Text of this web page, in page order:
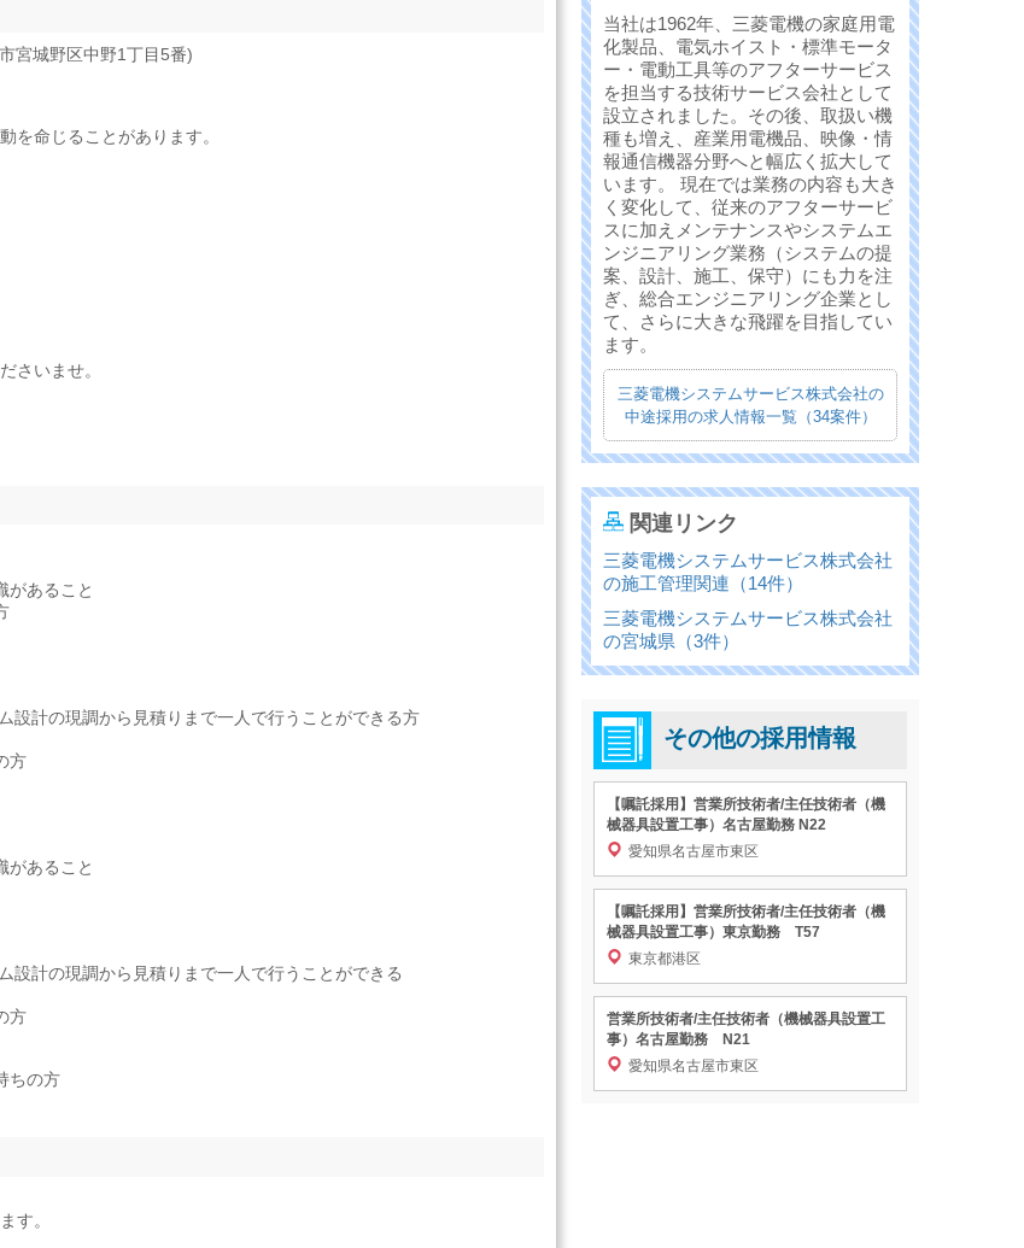
宮城野区中野1丁目5番)
を命じることがあります。
さいませ。
があること
設計の現調から見積りまで一人で行うことができる方
方
があること
設計の現調から見積りまで一人で行うことができる
方
ちの方
す。
当社は1962年、三菱電機の家庭用電
化製品、電気ホイスト・標準モータ
ー・電動工具等のアフターサービス
を担当する技術サービス会社として
設立されました。その後、取扱い機
種も増え、産業用電機品、映像・情
報通信機器分野へと幅広く拡大して
います。 現在では業務の内容も大き
く変化して、従来のアフターサービ
スに加えメンテナンスやシステムエ
ンジニアリング業務（システムの提
案、設計、施工、保守）にも力を注
ぎ、総合エンジニアリング企業とし
て、さらに大きな飛躍を目指してい
ます。
三菱電機システムサービス株式会社の
中途採用の求人情報一覧（34案件）
関連リンク
三菱電機システムサービス株式会社
の施工管理関連（14件）
三菱電機システムサービス株式会社
の宮城県（3件）
その他の採用情報
【嘱託採用】営業所技術者/主任技術者（機
械器具設置工事）名古屋勤務 N22
愛知県名古屋市東区
【嘱託採用】営業所技術者/主任技術者（機
械器具設置工事）東京勤務 T57
東京都港区
営業所技術者/主任技術者（機械器具設置工
事）名古屋勤務 N21
愛知県名古屋市東区